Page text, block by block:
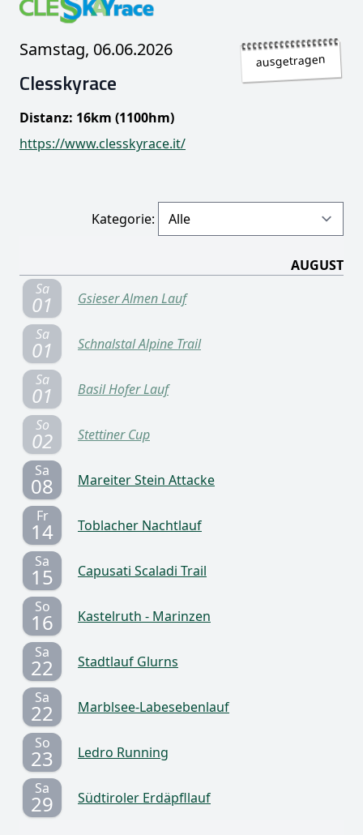
ausgetragen
Samstag, 06.06.2026
Clesskyrace
Distanz: 16km (1100hm)
https://www.clesskyrace.it/
Kategorie:
AUGUST
Sa
01
Gsieser Almen Lauf
Sa
01
Schnalstal Alpine Trail
Sa
01
Basil Hofer Lauf
So
02
Stettiner Cup
Sa
08
Mareiter Stein Attacke
Fr
14
Toblacher Nachtlauf
Sa
15
Capusati Scaladi Trail
So
16
Kastelruth - Marinzen
Sa
22
Stadtlauf Glurns
Sa
22
Marblsee-Labesebenlauf
So
23
Ledro Running
Sa
29 Südtiroler Erdäpfllauf